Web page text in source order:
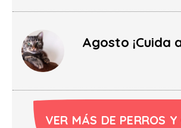
Agosto ¡Cuida
VER MÁS DE PERROS